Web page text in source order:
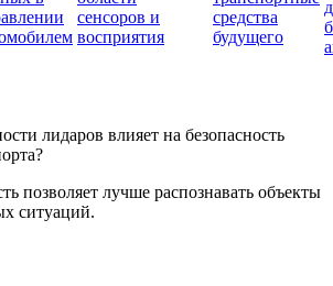
сенсоров и
восприятия
средства
будущего
лидаров влияет на безопасность
позволяет лучше распознавать объекты
ситуаций.